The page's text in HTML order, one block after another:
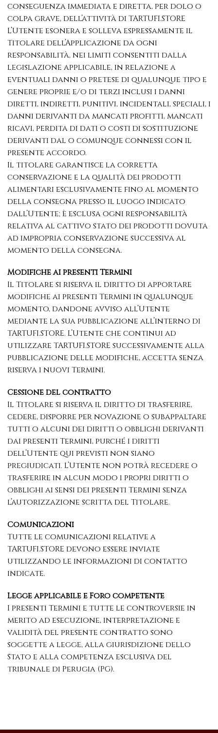
conseguenza immediata e diretta, per dolo o
colpa grave, dell’attività di TARTUFI.STORE
L’Utente esonera e solleva espressamente il
Titolare dell’Applicazione da ogni
responsabilità, nei limiti consentiti dalla
legislazione applicabile, in relazione a
eventuali danni o pretese di qualunque tipo e
genere proprie e/o di terzi inclusi i danni
diretti, indiretti, punitivi, incidentali, speciali, i
danni derivanti da mancati profitti, mancati
ricavi, perdita di dati o costi di sostituzione
derivanti dal o comunque connessi con il
presente accordo.
Il titolare garantisce la corretta
conservazione e la qualità dei prodotti
alimentari esclusivamente fino al momento
della consegna presso il luogo indicato
dall’Utente; è esclusa ogni responsabilità
relativa al cattivo stato dei prodotti dovuta
ad impropria conservazione successiva al
momento della consegna.
Modifiche ai presenti Termini
Il Titolare si riserva il diritto di apportare
modifiche ai presenti Termini in qualunque
momento, dandone avviso all’Utente
mediante la sua pubblicazione all’interno di
TARTUFI.STORE. L’Utente che continui ad
utilizzare TARTUFI.STORE successivamente alla
pubblicazione delle modifiche, accetta senza
riserva i nuovi Termini.
Cessione del contratto
Il Titolare si riserva il diritto di trasferire,
cedere, disporre per novazione o subappaltare
tutti o alcuni dei diritti o obblighi derivanti
dai presenti Termini, purché i diritti
dell’Utente qui previsti non siano
pregiudicati. L’Utente non potrà recedere o
trasferire in alcun modo i propri diritti o
obblighi ai sensi dei presenti Termini senza
l’autorizzazione scritta del Titolare.
Comunicazioni
Tutte le comunicazioni relative a
TARTUFI.STORE devono essere inviate
utilizzando le informazioni di contatto
indicate.
Legge applicabile e Foro competente
I presenti Termini e tutte le controversie in
merito ad esecuzione, interpretazione e
validità del presente contratto sono
soggette a legge, alla giurisdizione dello
Stato e alla competenza esclusiva del
tribunale di Perugia (PG).